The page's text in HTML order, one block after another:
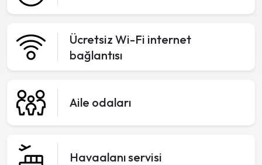
Ücretsiz Wi-Fi internet
bağlantısı
Aile odaları
Havaalanı servisi